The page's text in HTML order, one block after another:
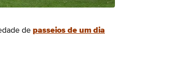
de passeios de um dia